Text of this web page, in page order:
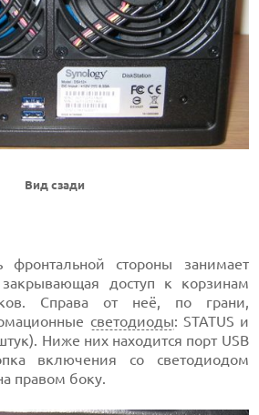
Вид сзади
стороны занимает
закрывающая доступ к корзинам
Справа от неё, по грани,
светодиоды: STATUS и
Ниже них находится порт USB
включения со светодиодом
правом боку.